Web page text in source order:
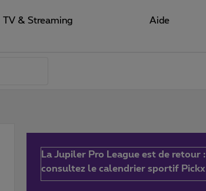
TV & Streaming Aide
La Jupiler Pro League est de retour :
consultez le calendrier sportif Pickx